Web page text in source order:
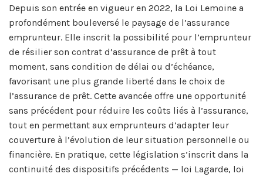
Depuis son entrée en vigueur en 2022, la Loi Lemoine a
profondément bouleversé le paysage de l’assurance
emprunteur. Elle inscrit la possibilité pour l’emprunteur
de résilier son contrat d’assurance de prêt à tout
moment, sans condition de délai ou d’échéance,
favorisant une plus grande liberté dans le choix de
l’assurance de prêt. Cette avancée offre une opportunité
sans précédent pour réduire les coûts liés à l’assurance,
tout en permettant aux emprunteurs d’adapter leur
couverture à l’évolution de leur situation personnelle ou
financière. En pratique, cette législation s’inscrit dans la
continuité des dispositifs précédents — loi Lagarde, loi